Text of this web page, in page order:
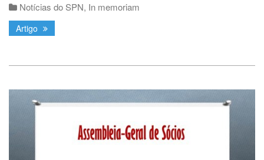
Notícias do SPN, In memoriam
Artigo